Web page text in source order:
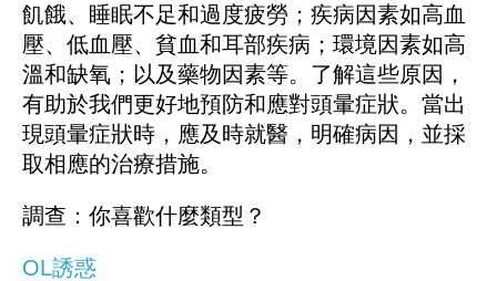
飢餓、睡眠不足和過度疲勞；疾病因素如高血
壓、低血壓、貧血和耳部疾病；環境因素如高
溫和缺氧；以及藥物因素等。了解這些原因，
有助於我們更好地預防和應對頭暈症狀。當出
現頭暈症狀時，應及時就醫，明確病因，並採
取相應的治療措施。
調查：你喜歡什麼類型？
OL誘惑